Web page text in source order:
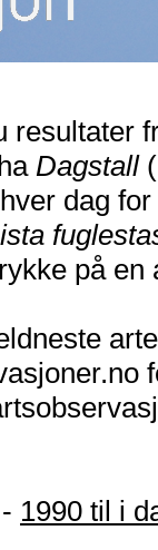
resultater
Dagstall
dag
på en
- 1990 til i